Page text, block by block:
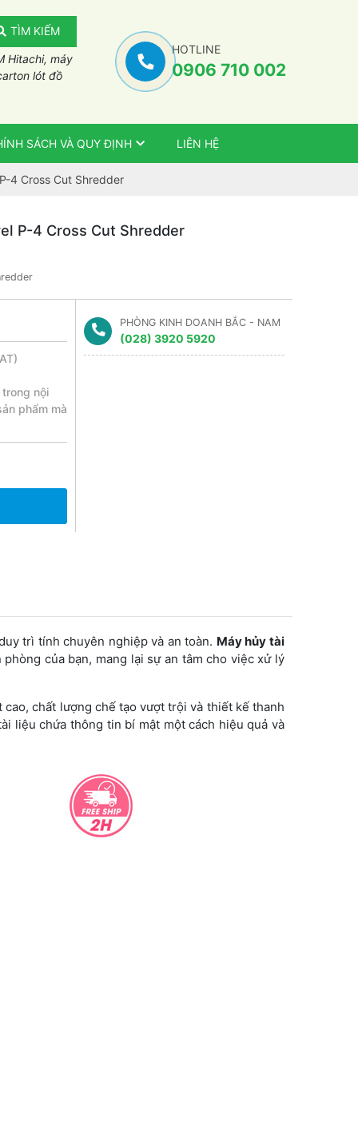
TÌM KIẾM
Hitachi, máy
lót đồ
HOTLINE
0906 710 002
SÁCH VÀ QUY ĐỊNH LIÊN HỆ
4 Cross Cut Shredder
P-4 Cross Cut Shredder
nội
phẩm mà
PHÒNG KINH DOANH BẮC - NAM
(028) 3920 5920
trì tính chuyên nghiệp và an toàn. Máy hủy tài
của bạn, mang lại sự an tâm cho việc xử lý
chất lượng chế tạo vượt trội và thiết kế thanh
liệu chứa thông tin bí mật một cách hiệu quả và